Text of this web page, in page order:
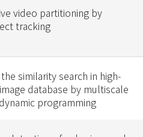
video partitioning by
tracking
similarity search in high-
database by multiscale
programming